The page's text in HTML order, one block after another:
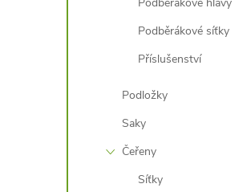
Podběrákové síťky
Příslušenství
Podložky
Saky
Čeřeny
Síťky